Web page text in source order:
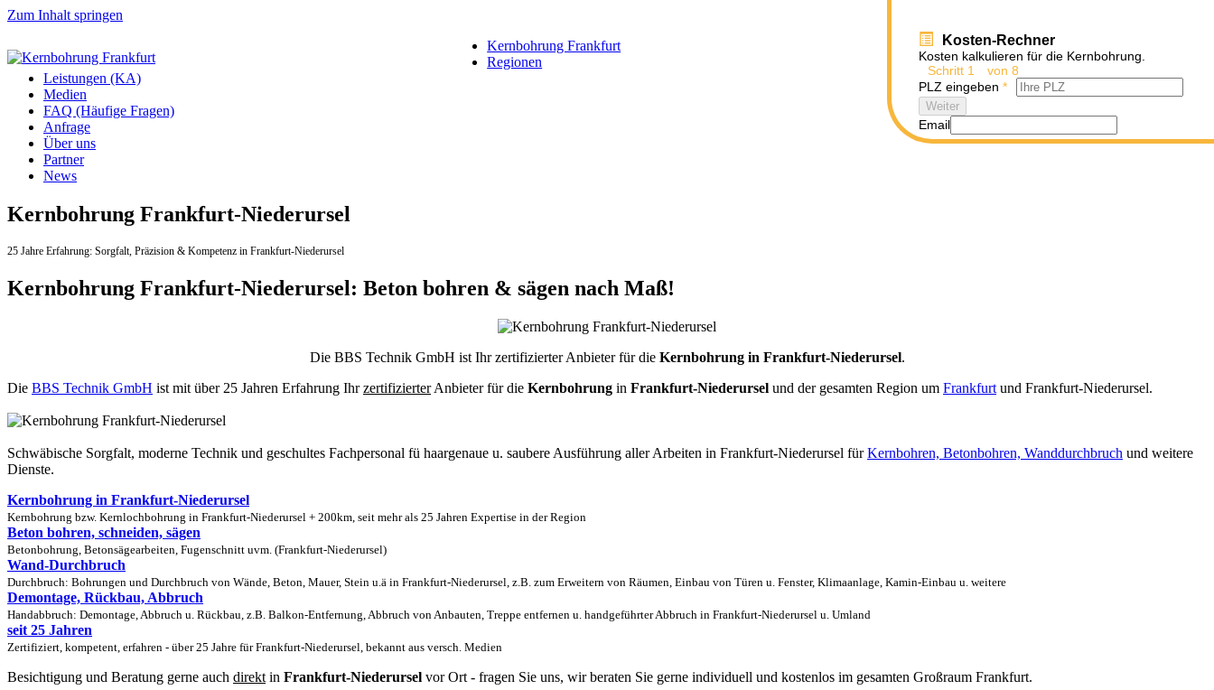
Zum Inhalt springen
Kernbohrung Frankfurt
Regionen
Leistungen (KA)
Medien
FAQ (Häufige Fragen)
Anfrage
Über uns
Partner
News
Kernbohrung Frankfurt-Niederursel
25 Jahre Erfahrung: Sorgfalt, Präzision & Kompetenz in Frankfurt-Niederursel
Kernbohrung Frankfurt-Niederursel: Beton bohren & sägen nach Maß!
Die BBS Technik GmbH ist Ihr zertifizierter Anbieter für die Kernbohrung in Frankfurt-Niederursel.
Die BBS Technik GmbH ist mit über 25 Jahren Erfahrung IhrzertifizierterAnbieter für die Kernbohrung in Frankfurt-Niederursel und der gesamten Region um Frankfurt und Frankfurt-Niederursel.
Schwäbische Sorgfalt, moderne Technik und geschultes Fachpersonal fü haargenaue u. saubere Ausführung aller Arbeiten in Frankfurt-Niederursel fürKernbohren, Betonbohren, Wanddurchbruch und weitere
Dienste.
Kernbohrung in Frankfurt-Niederursel
Kernbohrung bzw. Kernlochbohrung in Frankfurt-Niederursel + 200km, seit mehr als 25 Jahren Expertise in der Region
Beton bohren, schneiden, sägen
Betonbohrung, Betonsägearbeiten, Fugenschnitt uvm. (Frankfurt-Niederursel)
Wand-Durchbruch
Durchbruch: Bohrungen und Durchbruch von Wände, Beton, Mauer, Stein u.ä in Frankfurt-Niederursel, z.B. zum Erweitern von Räumen, Einbau von Türen u. Fenster, Klimaanlage, Kamin-Einbau u. weitere
Demontage, Rückbau, Abbruch
Handabbruch: Demontage, Abbruch u. Rückbau, z.B. Balkon-Entfernung, Abbruch von Anbauten, Treppe entfernen u. handgeführter Abbruch in Frankfurt-Niederursel u. Umland
seit 25 Jahren
Zertifiziert, kompetent, erfahren - über 25 Jahre für Frankfurt-Niederursel, bekannt aus versch. Medien
Besichtigung und Beratung gerne auch direkt in Frankfurt-Niederursel vor Ort - fragen Sie uns, wir beraten Sie gerne individuell und kostenlos im gesamten Großraum Frankfurt.
Kosten-Rechner
Kosten kalkulieren für die Kernbohrung.
Schritt 1
von 8
PLZ eingeben *
Weiter
Email